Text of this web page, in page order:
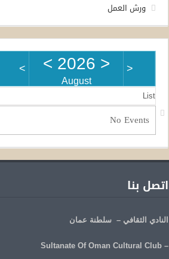
ورش العمل
<
<
>
August
>
List
No Events
اتصل بنا
النادي الثقافي – سلطنة عمان
– Sultanate Of Oman
Cultural Club